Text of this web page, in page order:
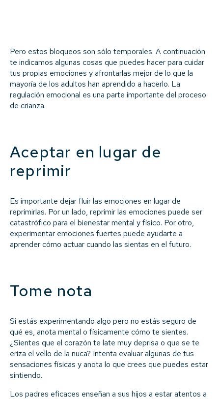
Pero estos bloqueos son sólo temporales. A continuación
te indicamos algunas cosas que puedes hacer para cuidar
tus propias emociones y afrontarlas mejor de lo que la
mayoría de los adultos han aprendido a hacerlo. La
regulación emocional es una parte importante del proceso
de crianza.
Aceptar en lugar de
reprimir
Es importante dejar fluir las emociones en lugar de
reprimirlas. Por un lado, reprimir las emociones puede ser
catastrófico para el bienestar mental y físico. Por otro,
experimentar emociones fuertes puede ayudarte a
aprender cómo actuar cuando las sientas en el futuro.
Tome nota
Si estás experimentando algo pero no estás seguro de
qué es, anota mental o físicamente cómo te sientes.
¿Sientes que el corazón te late muy deprisa o que se te
eriza el vello de la nuca? Intenta evaluar algunas de tus
sensaciones físicas y anota lo que crees que puedes estar
sintiendo.
Los padres eficaces enseñan a sus hijos a estar atentos a